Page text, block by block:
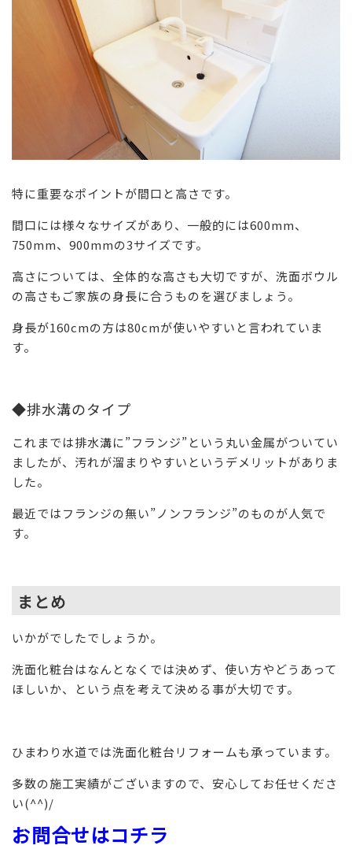
特に重要なポイントが間口と高さです。
間口には様々なサイズがあり、一般的には600mm、
750mm、900mmの3サイズです。
高さについては、全体的な高さも大切ですが、洗面ボウル
の高さもご家族の身長に合うものを選びましょう。
身長が160cmの方は80cmが使いやすいと言われていま
す。
◆排水溝のタイプ
これまでは排水溝に”フランジ”という丸い金属がついてい
ましたが、汚れが溜まりやすいというデメリットがありま
した。
最近ではフランジの無い”ノンフランジ”のものが人気で
す。
まとめ
いかがでしたでしょうか。
洗面化粧台はなんとなくでは決めず、使い方やどうあって
ほしいか、という点を考えて決める事が大切です。
ひまわり水道では洗面化粧台リフォームも承っています。
多数の施工実績がございますので、安心してお任せくださ
い(^^)/
お問合せはコチラ